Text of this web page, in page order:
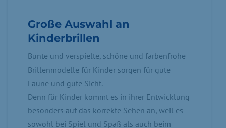
Große Auswahl an
Kinderbrillen
Bunte und verspielte, schöne und farbenfrohe
Brillenmodelle für Kinder sorgen für gute
Laune und gute Sicht.
Denn für Kinder kommt es in ihrer Entwicklung
besonders auf das korrekte Sehen an, weil es
sowohl bei Spiel und Spaß als auch beim